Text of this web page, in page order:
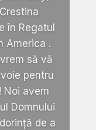
în Regatul
America .
să vă
pentru
Noi avem
Domnului
de a